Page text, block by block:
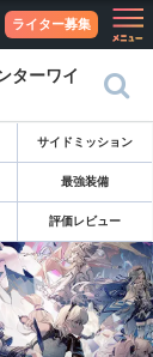
ライター募集
ターワイ
サイドミッション
最強装備
評価レビュー